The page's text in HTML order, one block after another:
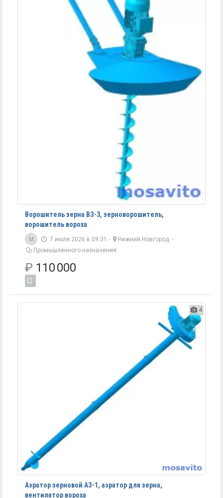
Ворошитель зерна ВЗ-3, зерноворошитель,
ворошитель вороха
M 7 июля 2026 в 09:31 - Нижний Новгород -
Промышленного назначения
₽ 110 000
4
Аэратор зерновой АЗ-1, аэратор для зерна,
вентилятор вороха